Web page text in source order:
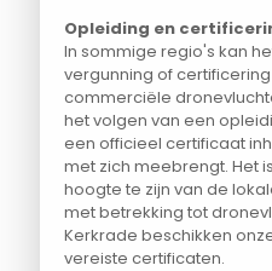
Opleiding en
In sommige regio's kan
vergunning of
commerciële
het volgen van een
een officieel certificaat
met zich meebrengt. Het
hoogte te zijn van de
met betrekking tot
Kerkrade beschikken
vereiste certificaten.